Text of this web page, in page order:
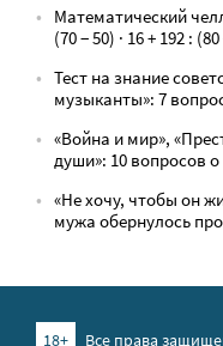
Математический
(70 − 50) · 16 + 192 :
Тест на знание
музыканты»: 7
«Война и мир»,
души»: 10 вопросов о
«Не хочу, чтобы он
мужа обернулось
18+
Все права